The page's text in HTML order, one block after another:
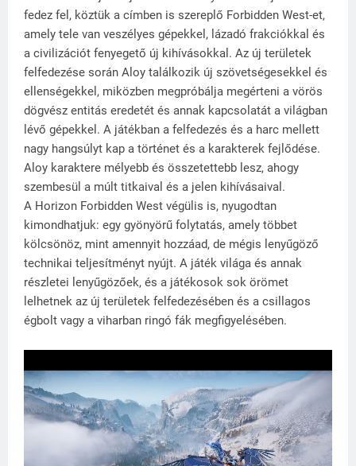
fedez fel, köztük a címben is szereplő Forbidden West-et,
amely tele van veszélyes gépekkel, lázadó frakciókkal és
a civilizációt fenyegető új kihívásokkal. Az új területek
felfedezése során Aloy találkozik új szövetségesekkel és
ellenségekkel, miközben megpróbálja megérteni a vörös
dögvész entitás eredetét és annak kapcsolatát a világban
lévő gépekkel. A játékban a felfedezés és a harc mellett
nagy hangsúlyt kap a történet és a karakterek fejlődése.
Aloy karaktere mélyebb és összetettebb lesz, ahogy
szembesül a múlt titkaival és a jelen kihívásaival.
A Horizon Forbidden West végülis is, nyugodtan
kimondhatjuk: egy gyönyörű folytatás, amely többet
kölcsönöz, mint amennyit hozzáad, de mégis lenyűgöző
technikai teljesítményt nyújt. A játék világa és annak
részletei lenyűgözőek, és a játékosok sok örömet
lelhetnek az új területek felfedezésében és a csillagos
égbolt vagy a viharban ringó fák megfigyelésében.